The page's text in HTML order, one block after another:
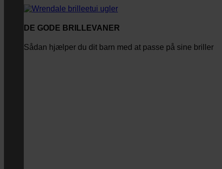
DE GODE BRILLEVANER
Sådan hjælper du dit barn med at passe på sine briller